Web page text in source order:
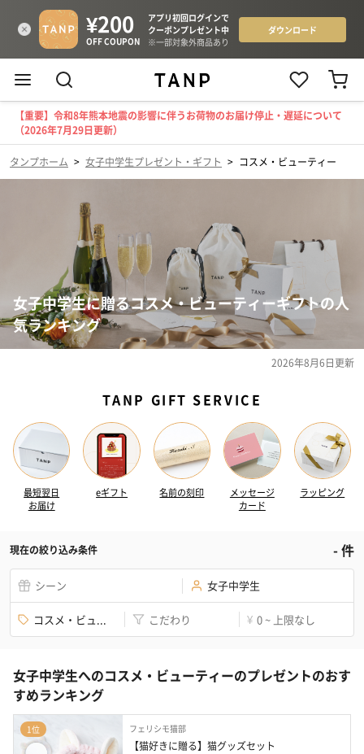
【重要】令和8年熊本地震の影響に伴うお荷物のお届け停止・遅延について
（2026年7月29日更新）
タンプホーム > 女子中学生プレゼント・ギフト > コスメ・ビューティー
女子中学生に贈るコスメ・ビューティーギフトの人
気ランキング
2026年8月6日更新
TANP GIFT SERVICE
最短翌日
お届け
eギフト 名前の刻印
メッセージ
カード
ラッピング
現在の絞り込み条件 -件
シーン 女子中学生
コスメ・ビュ... こだわり ¥ 0 ~ 上限なし
女子中学生へのコスメ・ビューティーのプレゼントのおす
すめランキング
1位 フェリシモ猫部
【猫好きに贈る】猫グッズセット